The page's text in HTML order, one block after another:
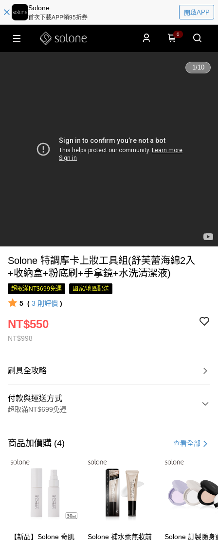
Solone
首次下載APP領95折券
開啟APP
0
1/10
Solone 特調摩卡上妝工具組(舒芙蕾海綿2入
+收納盒+粉底刷+手拿鏡+水洗清潔液)
超取滿NT$699免運 國家/地區配送
5 ( 3 則評價 )
NT$998
NT$550
刷具全攻略
付款與運送方式
超取滿NT$699免運
信用卡一次付款
超商取貨付款
Apple Pay
悠遊付
商品加價購 (4) 查看全部
【新品】Solone 奇肌
Solone 補水柔焦妝前
Solone 訂製隨身